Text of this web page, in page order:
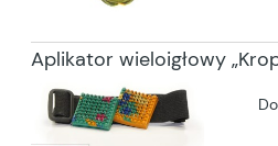
Aplikator wieloigłowy